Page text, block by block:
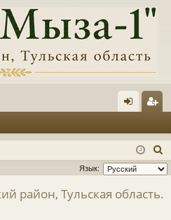
д ис
тр
о
Язык:
район, Тульская область.